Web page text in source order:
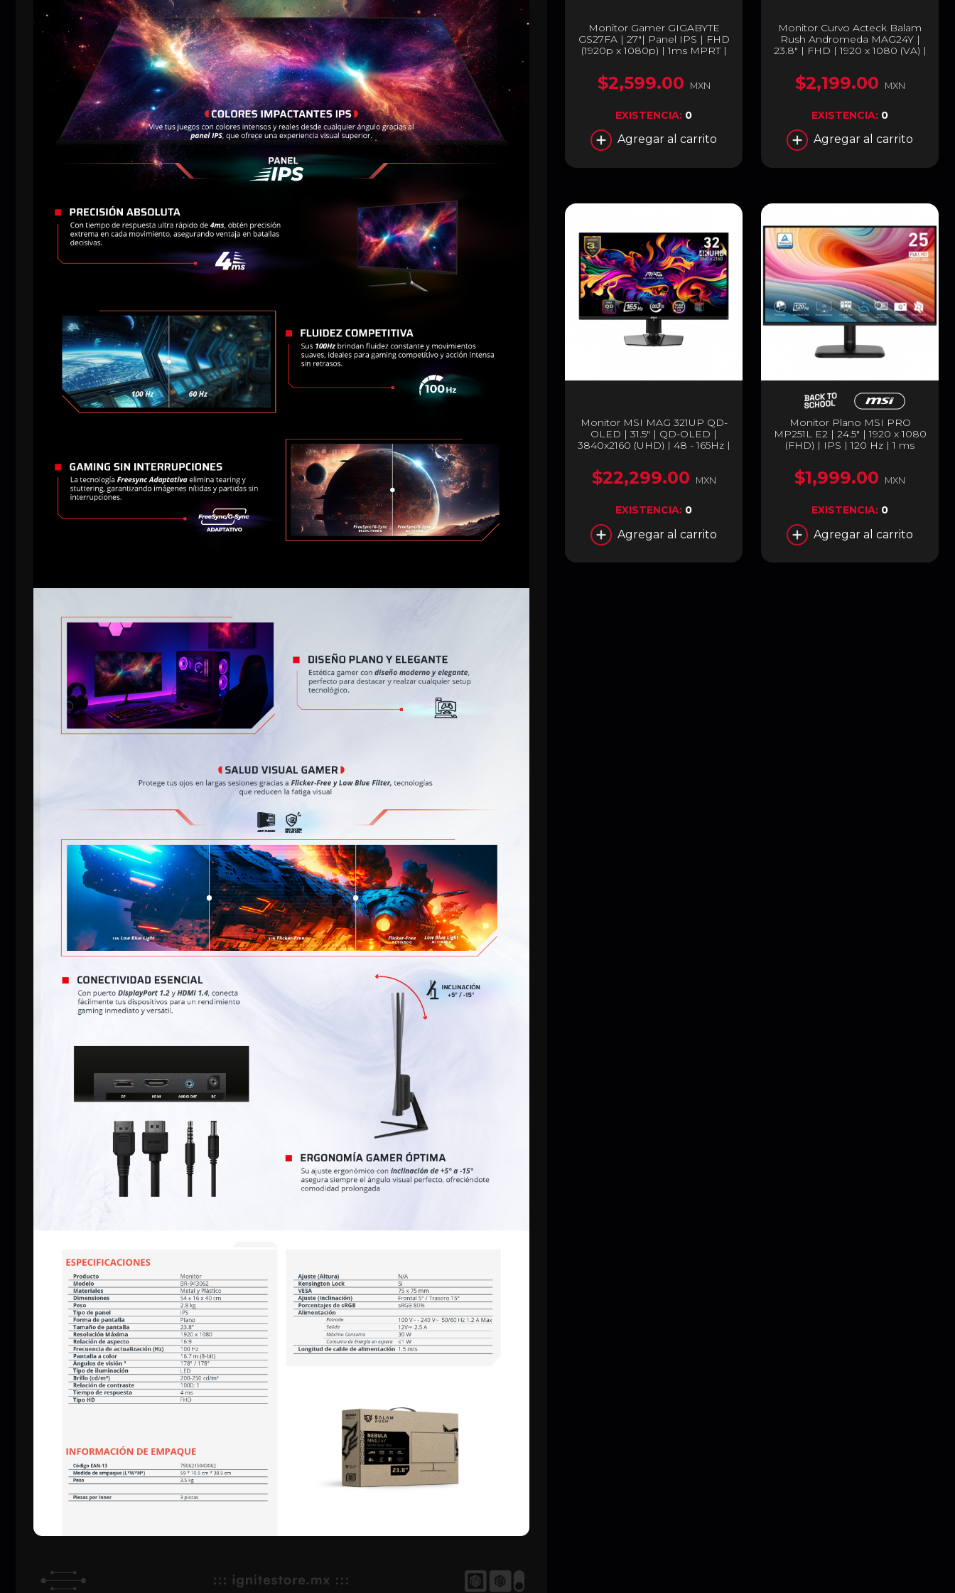
Monitor Gamer GIGABYTE
GS27FA | 27"| Panel IPS | FHD
(1920p x 1080p) | 1ms MPRT |
$2,599.00 MXN
EXISTENCIA: 0
Agregar al carrito
Monitor Curvo Acteck Balam
Rush Andromeda MAG24Y |
23.8" | FHD | 1920 x 1080 (VA) |
FreeSync / G-Sync | RGB |
Blanco | BR-943048
$2,199.00 MXN
EXISTENCIA: 0
Agregar al carrito
Monitor MSI MAG 321UP QD-
OLED | 31.5" | QD-OLED |
3840x2160 (UHD) | 48 - 165Hz |
$22,299.00 MXN
EXISTENCIA: 0
Agregar al carrito
Monitor Plano MSI PRO
MP251L E2 | 24.5" | 1920 x 1080
(FHD) | IPS | 120 Hz | 1 ms
HDMI 1.4b / VGA | Negro |
PRO MP251L E2
$1,999.00 MXN
EXISTENCIA: 0
Agregar al carrito